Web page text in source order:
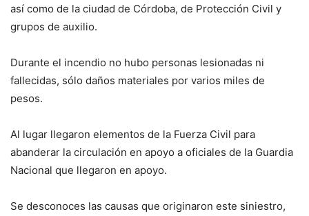
así como de la ciudad de Córdoba, de Protección Civil y
grupos de auxilio.
Durante el incendio no hubo personas lesionadas ni
fallecidas, sólo daños materiales por varios miles de
pesos.
Al lugar llegaron elementos de la Fuerza Civil para
abanderar la circulación en apoyo a oficiales de la Guardia
Nacional que llegaron en apoyo.
Se desconoces las causas que originaron este siniestro,